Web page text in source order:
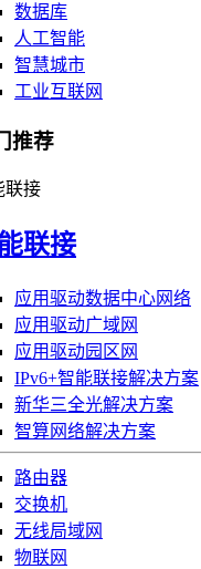
数据库
人工智能
智慧城市
工业互联网
推荐
联接
联接
应用驱动数据中心网络
应用驱动广域网
应用驱动园区网
IPv6+智能联接解决方案
新华三全光解决方案
智算网络解决方案
路由器
交换机
无线局域网
物联网